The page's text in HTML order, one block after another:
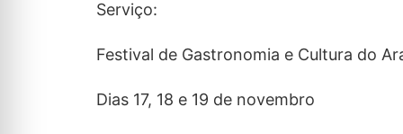
Serviço:
Festival de Gastronomia e Cultura do
Dias 17, 18 e 19 de novembro